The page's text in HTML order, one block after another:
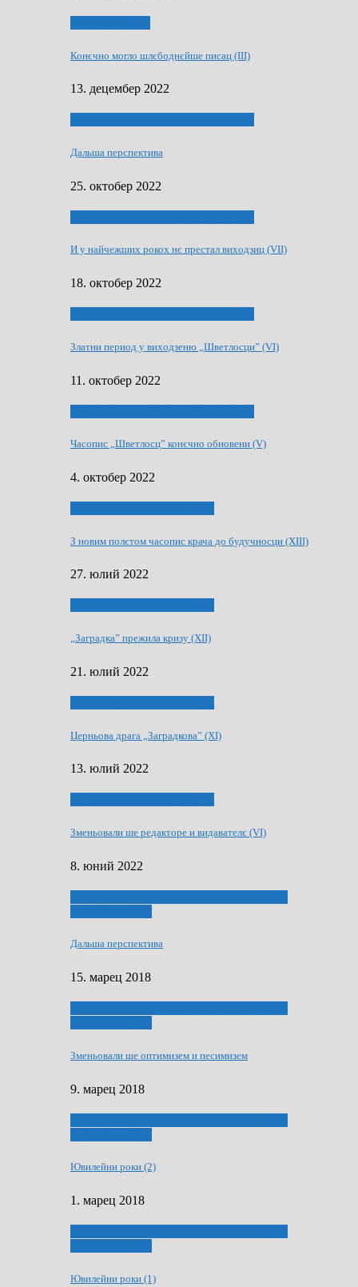
Конєчно могло шлєбоднєйше писац (III)
13. децембер 2022
Дальша перспектива
25. октобер 2022
И у найчежших рокох нє престал виходзиц (VII)
18. октобер 2022
Златни период у виходзеню „Шветлосци” (VI)
11. октобер 2022
Часопис „Шветлосц” конєчно обновени (V)
4. октобер 2022
З новим полєтом часопис крача до будучносци (XIII)
27. юлий 2022
„Заградка” прежила кризу (XII)
21. юлий 2022
Церньова драга „Заградкова” (XI)
13. юлий 2022
Зменьовали ше редакторе и видавателє (VI)
8. юний 2022
Дальша перспектива
15. марец 2018
Зменьовали ше оптимизем и песимизем
9. марец 2018
Ювилейни роки (2)
1. марец 2018
Ювилейни роки (1)